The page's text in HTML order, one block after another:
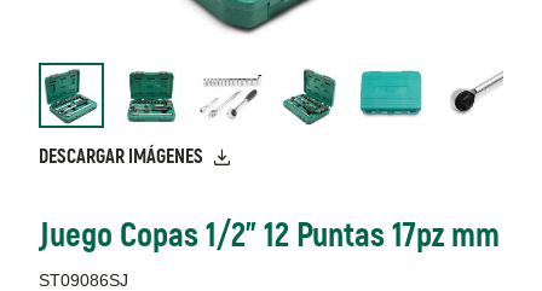
DESCARGAR IMÁGENES
Juego Copas 1/2" 12 Puntas 17pz mm
ST09086SJ